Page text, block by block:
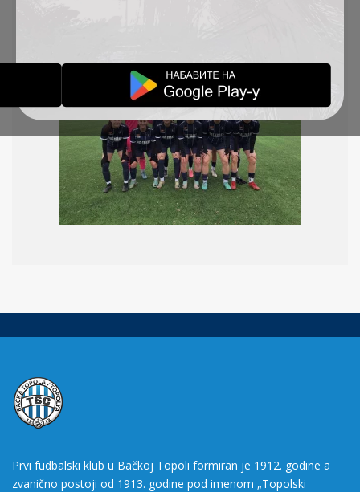
Prvi fudbalski klub u Bačkoj Topoli formiran je 1912. godine a
zvanično postoji od 1913. godine pod imenom „Topolski